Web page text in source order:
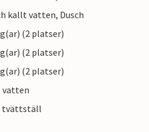
kallt vatten, Dusch
(2 platser)
(2 platser)
(2 platser)
vatten
tvättställ